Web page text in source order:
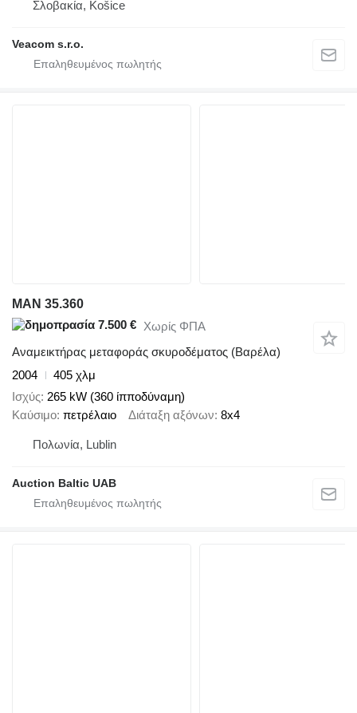
Σλοβακία, Košice
Veacom s.r.o.
MAN 35.360
7.500 € Χωρίς ΦΠΑ
Αναμεικτήρας μεταφοράς σκυροδέματος (Βαρέλα)
2004
405 χλμ
Ισχύς 265 kW (360 ίπποδύναμη)
Καύσιμο πετρέλαιο Διάταξη αξόνων 8x4
Πολωνία, Lublin
Auction Baltic UAB